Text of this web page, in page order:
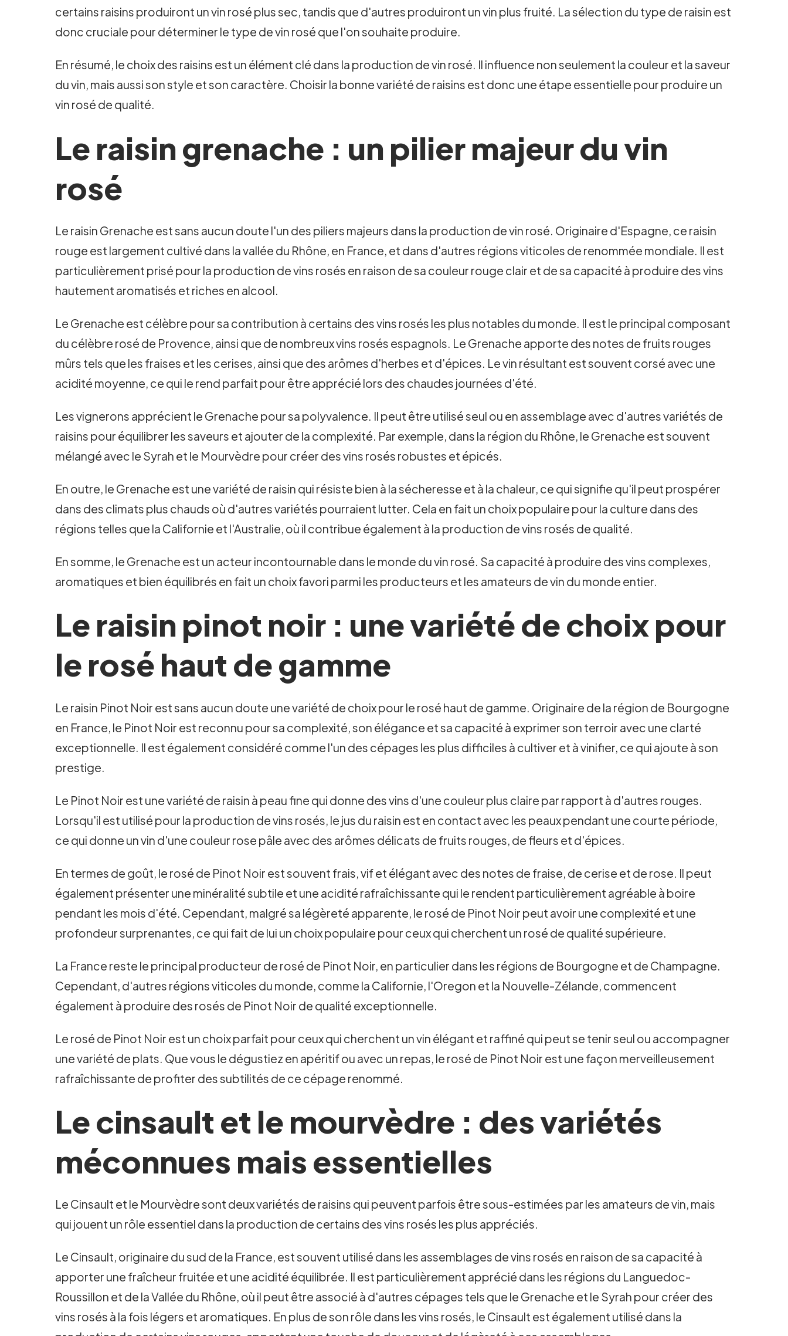
certains raisins produiront un vin rosé plus sec, tandis que d'autres produiront un vin plus fruité. La sélection du type de raisin est
donc cruciale pour déterminer le type de vin rosé que l'on souhaite produire.
En résumé, le choix des raisins est un élément clé dans la production de vin rosé. Il influence non seulement la couleur et la saveur
du vin, mais aussi son style et son caractère. Choisir la bonne variété de raisins est donc une étape essentielle pour produire un
vin rosé de qualité.
Le raisin grenache : un pilier majeur du vin
rosé
Le raisin Grenache est sans aucun doute l'un des piliers majeurs dans la production de vin rosé. Originaire d'Espagne, ce raisin
rouge est largement cultivé dans la vallée du Rhône, en France, et dans d'autres régions viticoles de renommée mondiale. Il est
particulièrement prisé pour la production de vins rosés en raison de sa couleur rouge clair et de sa capacité à produire des vins
hautement aromatisés et riches en alcool.
Le Grenache est célèbre pour sa contribution à certains des vins rosés les plus notables du monde. Il est le principal composant
du célèbre rosé de Provence, ainsi que de nombreux vins rosés espagnols. Le Grenache apporte des notes de fruits rouges
mûrs tels que les fraises et les cerises, ainsi que des arômes d'herbes et d'épices. Le vin résultant est souvent corsé avec une
acidité moyenne, ce qui le rend parfait pour être apprécié lors des chaudes journées d'été.
Les vignerons apprécient le Grenache pour sa polyvalence. Il peut être utilisé seul ou en assemblage avec d'autres variétés de
raisins pour équilibrer les saveurs et ajouter de la complexité. Par exemple, dans la région du Rhône, le Grenache est souvent
mélangé avec le Syrah et le Mourvèdre pour créer des vins rosés robustes et épicés.
En outre, le Grenache est une variété de raisin qui résiste bien à la sécheresse et à la chaleur, ce qui signifie qu'il peut prospérer
dans des climats plus chauds où d'autres variétés pourraient lutter. Cela en fait un choix populaire pour la culture dans des
régions telles que la Californie et l'Australie, où il contribue également à la production de vins rosés de qualité.
En somme, le Grenache est un acteur incontournable dans le monde du vin rosé. Sa capacité à produire des vins complexes,
aromatiques et bien équilibrés en fait un choix favori parmi les producteurs et les amateurs de vin du monde entier.
Le raisin pinot noir : une variété de choix pour
le rosé haut de gamme
Le raisin Pinot Noir est sans aucun doute une variété de choix pour le rosé haut de gamme. Originaire de la région de Bourgogne
en France, le Pinot Noir est reconnu pour sa complexité, son élégance et sa capacité à exprimer son terroir avec une clarté
exceptionnelle. Il est également considéré comme l'un des cépages les plus difficiles à cultiver et à vinifier, ce qui ajoute à son
prestige.
Le Pinot Noir est une variété de raisin à peau fine qui donne des vins d'une couleur plus claire par rapport à d'autres rouges.
Lorsqu'il est utilisé pour la production de vins rosés, le jus du raisin est en contact avec les peaux pendant une courte période,
ce qui donne un vin d'une couleur rose pâle avec des arômes délicats de fruits rouges, de fleurs et d'épices.
En termes de goût, le rosé de Pinot Noir est souvent frais, vif et élégant avec des notes de fraise, de cerise et de rose. Il peut
également présenter une minéralité subtile et une acidité rafraîchissante qui le rendent particulièrement agréable à boire
pendant les mois d'été. Cependant, malgré sa légèreté apparente, le rosé de Pinot Noir peut avoir une complexité et une
profondeur surprenantes, ce qui fait de lui un choix populaire pour ceux qui cherchent un rosé de qualité supérieure.
La France reste le principal producteur de rosé de Pinot Noir, en particulier dans les régions de Bourgogne et de Champagne.
Cependant, d'autres régions viticoles du monde, comme la Californie, l'Oregon et la Nouvelle-Zélande, commencent
également à produire des rosés de Pinot Noir de qualité exceptionnelle.
Le rosé de Pinot Noir est un choix parfait pour ceux qui cherchent un vin élégant et raffiné qui peut se tenir seul ou accompagner
une variété de plats. Que vous le dégustiez en apéritif ou avec un repas, le rosé de Pinot Noir est une façon merveilleusement
rafraîchissante de profiter des subtilités de ce cépage renommé.
Le cinsault et le mourvèdre : des variétés
méconnues mais essentielles
Le Cinsault et le Mourvèdre sont deux variétés de raisins qui peuvent parfois être sous-estimées par les amateurs de vin, mais
qui jouent un rôle essentiel dans la production de certains des vins rosés les plus appréciés.
Le Cinsault, originaire du sud de la France, est souvent utilisé dans les assemblages de vins rosés en raison de sa capacité à
apporter une fraîcheur fruitée et une acidité équilibrée. Il est particulièrement apprécié dans les régions du Languedoc-
Roussillon et de la Vallée du Rhône, où il peut être associé à d'autres cépages tels que le Grenache et le Syrah pour créer des
vins rosés à la fois légers et aromatiques. En plus de son rôle dans les vins rosés, le Cinsault est également utilisé dans la